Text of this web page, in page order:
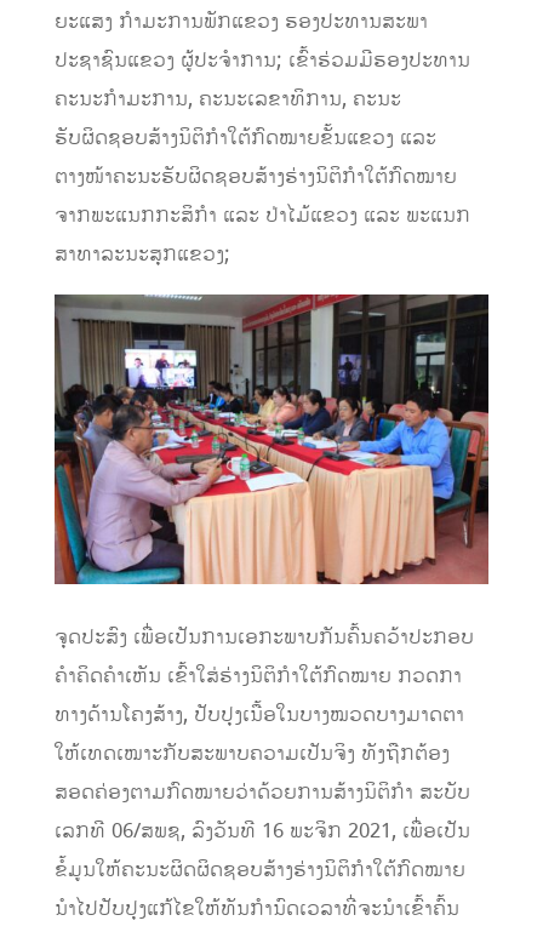
ຍະແສງ ກໍາມະການພັກແຂວງ ຮອງປະທານສະພາ
ປະຊາຊົນແຂວງ ຜູ້ປະຈໍາການ; ເຂົ້າຮ່ວມມີຮອງປະທານ
ຄະນະກໍາມະການ, ຄະນະເລຂາທິການ, ຄະນະ
ຮັບຜິດຊອບສ້າງນິຕິກໍາໃຕ້ກົດໝາຍຂັ້ນແຂວງ ແລະ
ຕາງໜ້າຄະນະຮັບຜິດຊອບສ້າງຮ່າງນິຕິກໍາໃຕ້ກົດໝາຍ
ຈາກພະແນກກະສິກໍາ ແລະ ປ່າໄມ້ແຂວງ ແລະ ພະແນກ
ສາທາລະນະສຸກແຂວງ;
ຈຸດປະສົງ ເພື່ອເປັນການເອກະພາບກັນຄົ້ນຄວ້າປະກອບ
ຄໍາຄິດຄໍາເຫັນ ເຂົ້າໃສ່ຮ່າງນິຕິກໍາໃຕ້ກົດໝາຍ ກວດກາ
ທາງດ້ານໂຄງສ້າງ, ປັບປຸງເນື້ອໃນບາງໝວດບາງມາດຕາ
ໃຫ້ເທດເໝາະກັບສະພາບຄວາມເປັນຈິງ ທັງຖືກຕ້ອງ
ສອດຄ່ອງຕາມກົດໝາຍວ່າດ້ວຍການສ້າງນິຕິກໍາ ສະບັບ
ເລກທີ 06/ສພຊ, ລົງວັນທີ 16 ພະຈິກ 2021, ເພື່ອເປັນ
ຂໍ້ມູນໃຫ້ຄະນະຜິດຜິດຊອບສ້າງຮ່າງນິຕິກໍາໃຕ້ກົດໝາຍ
ນໍາໄປປັບປຸງແກ້ໄຂໃຫ້ທັນກໍານົດເວລາທີ່ຈະນໍາເຂົ້າຄົ້ນ